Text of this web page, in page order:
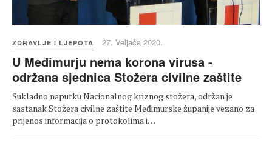
ZDRAVLJE I LJEPOTA 27. Veljača 2020.
U Međimurju nema korona virusa -
održana sjednica Stožera civilne zaštite
Sukladno naputku Nacionalnog kriznog stožera, održan je
sastanak Stožera civilne zaštite Međimurske županije vezano za
prijenos informacija o protokolima i…